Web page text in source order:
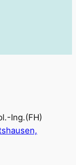
Ing.(FH)